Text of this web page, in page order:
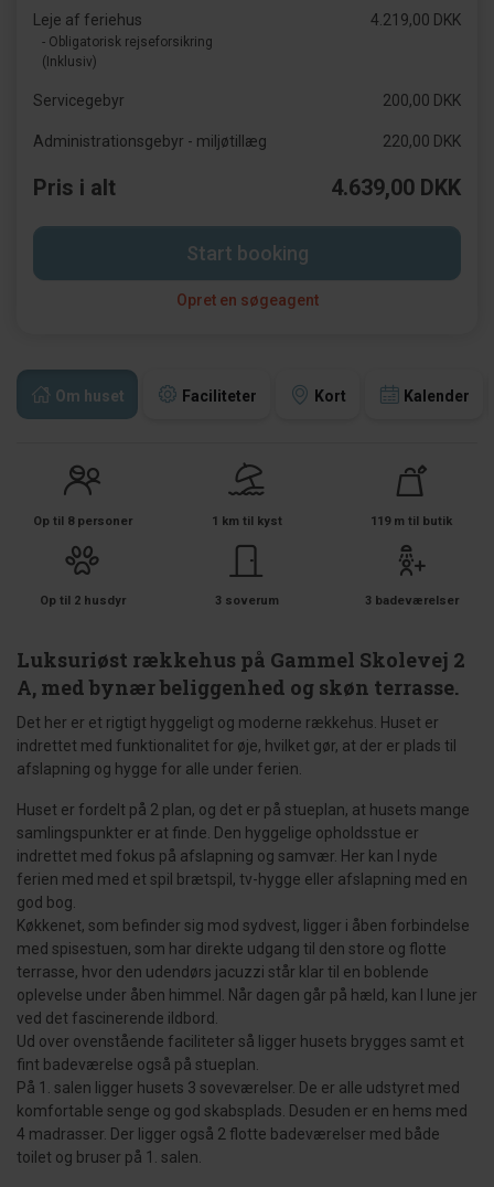
Om huset Faciliteter Kort Kalender
Op til 8 personer 1 km til kyst 119 m til butik
Op til 2 husdyr 3 soverum 3 badeværelser
Luksuriøst rækkehus på Gammel Skolevej 2
A, med bynær beliggenhed og skøn terrasse.
Det her er et rigtigt hyggeligt og moderne rækkehus. Huset er
indrettet med funktionalitet for øje, hvilket gør, at der er plads til
afslapning og hygge for alle under ferien.
Huset er fordelt på 2 plan, og det er på stueplan, at husets mange
samlingspunkter er at finde. Den hyggelige opholdsstue er
indrettet med fokus på afslapning og samvær. Her kan I nyde
ferien med med et spil brætspil, tv-hygge eller afslapning med en
god bog.
Køkkenet, som befinder sig mod sydvest, ligger i åben forbindelse
med spisestuen, som har direkte udgang til den store og flotte
terrasse, hvor den udendørs jacuzzi står klar til en boblende
oplevelse under åben himmel. Når dagen går på hæld, kan I lune jer
ved det fascinerende ildbord.
Ud over ovenstående faciliteter så ligger husets brygges samt et
fint badeværelse også på stueplan.
På 1. salen ligger husets 3 soveværelser. De er alle udstyret med
komfortable senge og god skabsplads. Desuden er en hems med
4 madrasser. Der ligger også 2 flotte badeværelser med både
toilet og bruser på 1. salen.
Leje af feriehus
- Obligatorisk rejseforsikring
(Inklusiv)
4.219,00 DKK
Servicegebyr 200,00 DKK
Administrationsgebyr - miljøtillæg 220,00 DKK
Pris i alt 4.639,00 DKK
Start booking
Opret en søgeagent